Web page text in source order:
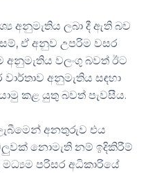
අනුමැතිය ලබා දී ඇති බව
ඒ අනුව උපරිම වසර
වලංගු බවත් ඊට
වාර්තාව අනුමැතිය සඳහා
කළ යුතු බවත් පැවසීය.
අනතුරුව එය
නොමැති නම් ඉදිකිරීම්
මධ්‍යම පරිසර අධිකාරියේ